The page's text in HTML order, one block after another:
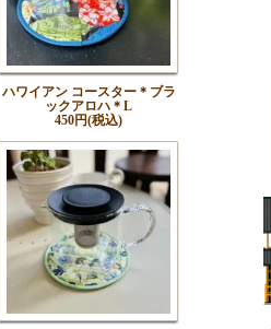
ハワイアン コースター＊ブラ
ックアロハ＊L
450円(税込)